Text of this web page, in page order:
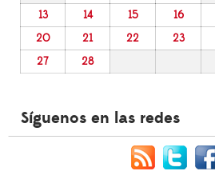
13
14 15 16
20
21 22 23
27
28
Síguenos en las redes